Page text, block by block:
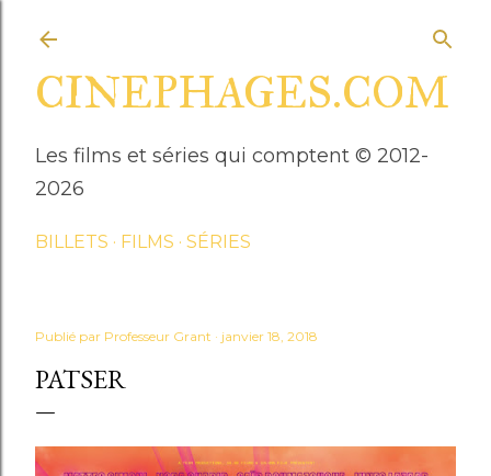
CINEPHAGES.COM
Les films et séries qui comptent © 2012-
2026
BILLETS FILMS SÉRIES
Publié par Professeur Grant janvier 18, 2018
PATSER